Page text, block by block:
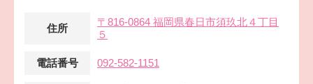
住所
〒816-0864 福岡県春日市須玖北４丁目
５
電話番号 092-582-1151